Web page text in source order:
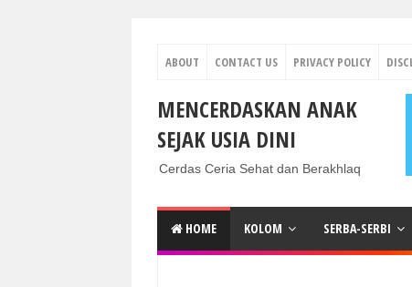
ABOUT CONTACT US PRIVACY POLICY
MENCERDASKAN ANAK
SEJAK USIA DINI
Cerdas Ceria Sehat dan Berakhlaq
HOME KOLOM SERBA-SERBI